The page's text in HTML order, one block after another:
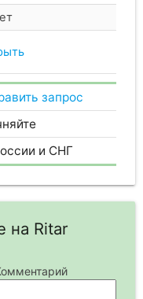
запрос
и СНГ
на Ritar